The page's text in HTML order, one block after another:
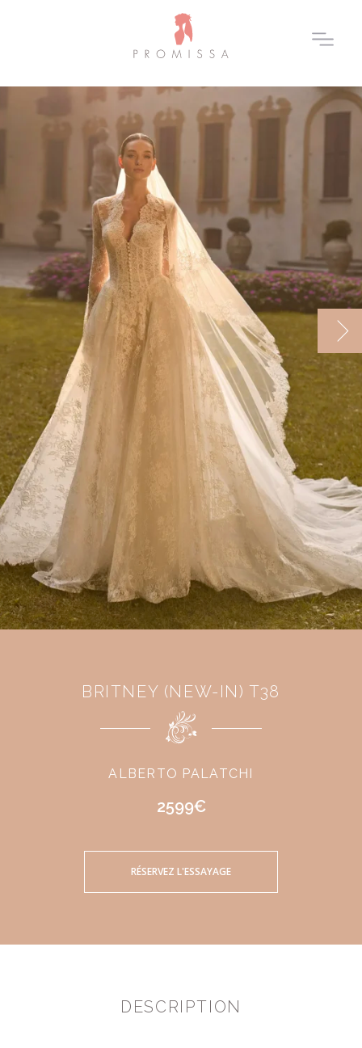
BRITNEY (NEW-IN) T38
ALBERTO PALATCHI
2599€
RÉSERVEZ L'ESSAYAGE
DESCRIPTION